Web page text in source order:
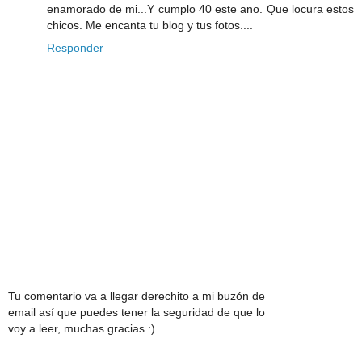
enamorado de mi...Y cumplo 40 este ano. Que locura estos
chicos. Me encanta tu blog y tus fotos....
Responder
Tu comentario va a llegar derechito a mi buzón de
email así que puedes tener la seguridad de que lo
voy a leer, muchas gracias :)